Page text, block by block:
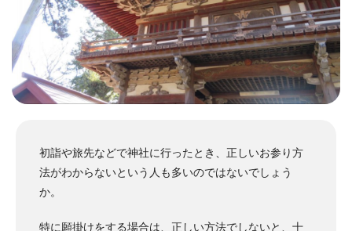
初詣や旅先などで神社に行ったとき、正しいお参り方
法がわからないという人も多いのではないでしょう
か。
特に願掛けをする場合は、正しい方法でしないと、十